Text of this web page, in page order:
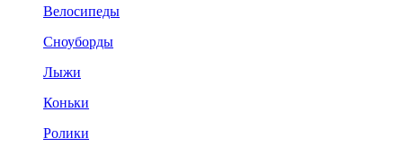
Велосипеды
Сноуборды
Лыжи
Коньки
Ролики